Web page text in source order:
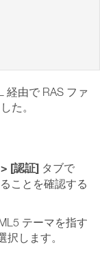
経由で RAS ファ
た。
[認証] タブで
ことを確認する
テーマを指す
択します。